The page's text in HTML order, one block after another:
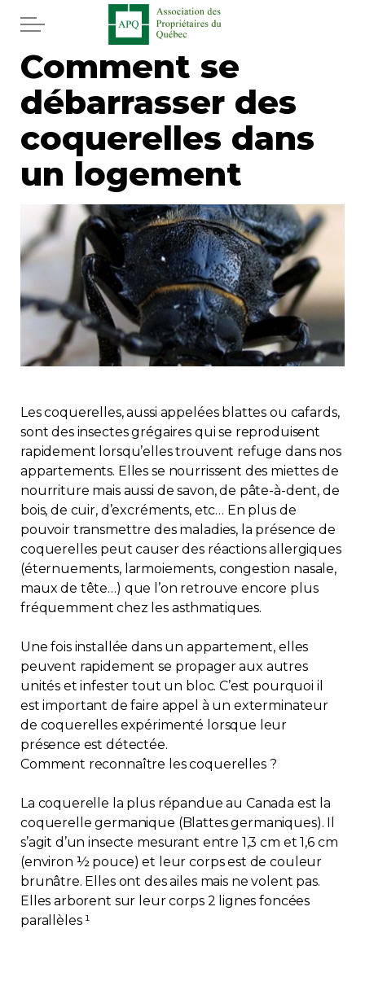
Aller au contenu principal
Accueil
Services
Actualités
Journal
Juridique
Mot de l'éditeur
Divers
Réglementation
Copropriété
Environnement
Rabais APQ
App APQ
Médias
FAQ
Zone Membres
Contact
Adhésion
Comment se
débarrasser des
coquerelles dans
un logement
Les coquerelles, aussi appelées blattes ou cafards,
sont des insectes grégaires qui se reproduisent
rapidement lorsqu’elles trouvent refuge dans nos
appartements. Elles se nourrissent des miettes de
nourriture mais aussi de savon, de pâte-à-dent, de
bois, de cuir, d’excréments, etc… En plus de
pouvoir transmettre des maladies, la présence de
coquerelles peut causer des réactions allergiques
(éternuements, larmoiements, congestion nasale,
maux de tête…) que l’on retrouve encore plus
fréquemment chez les asthmatiques.
Une fois installée dans un appartement, elles
peuvent rapidement se propager aux autres
unités et infester tout un bloc. C’est pourquoi il
est important de faire appel à un exterminateur
de coquerelles expérimenté lorsque leur
présence est détectée.
Comment reconnaître les coquerelles ?
La coquerelle la plus répandue au Canada est la
coquerelle germanique (Blattes germaniques). Il
s’agit d’un insecte mesurant entre 1,3 cm et 1,6 cm
(environ ½ pouce) et leur corps est de couleur
brunâtre. Elles ont des ailes mais ne volent pas.
Elles arborent sur leur corps 2 lignes foncées
parallèles ¹